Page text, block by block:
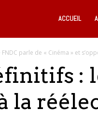
Guinée
Infos
ACCUEIL
parle de « Cinéma » et
:
la